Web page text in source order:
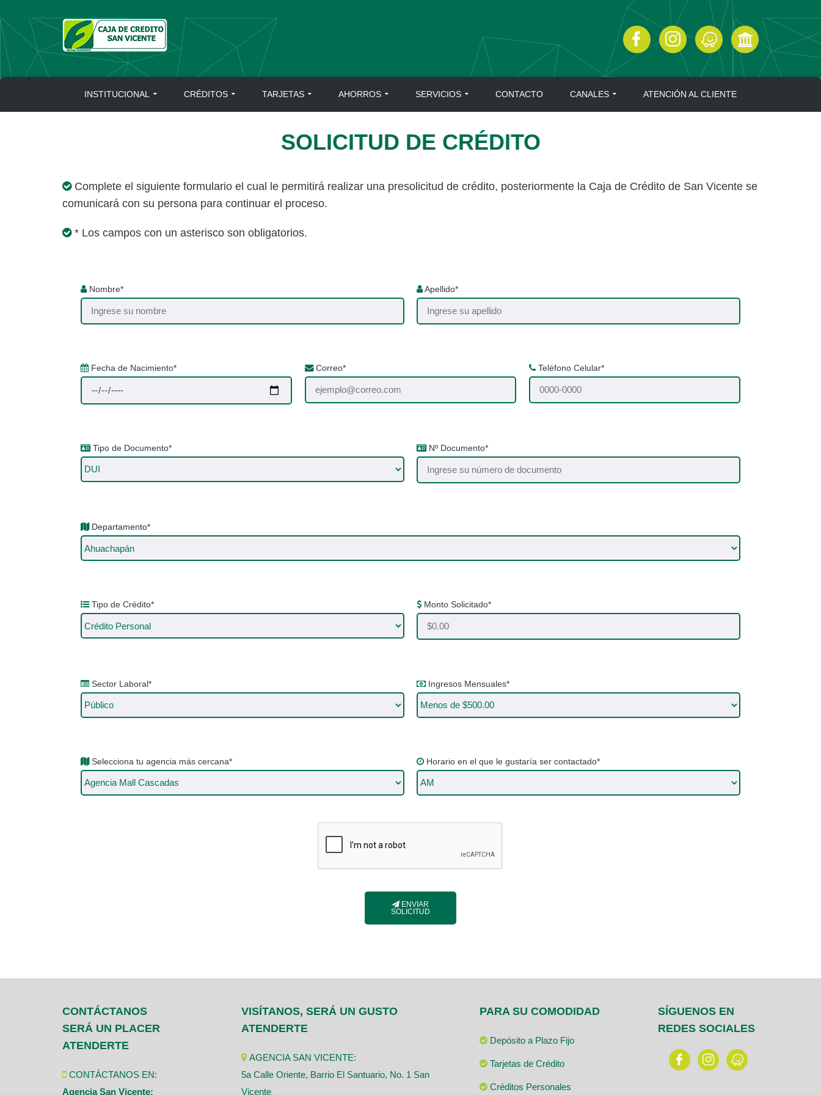
to
content
INSTITUCIONAL CRÉDITOS TARJETAS AHORROS SERVICIOS CONTACTO CANALES ATENCIÓN AL CLIENTE
SOLICITUD DE CRÉDITO
Complete el siguiente formulario el cual le permitirá realizar una presolicitud de crédito, posteriormente la Caja de Crédito de San Vicente se
comunicará con su persona para continuar el proceso.
* Los campos con un asterisco son obligatorios.
Nombre* Apellido*
Fecha de Nacimiento* Correo* Teléfono Celular*
Tipo de Documento* Nº Documento*
Departamento*
Tipo de Crédito* Monto Solicitado*
Sector Laboral* Ingresos Mensuales*
Selecciona tu agencia más cercana* Horario en el que le gustaría ser contactado*
ENVIAR
SOLICITUD
CONTÁCTANOS
SERÁ UN PLACER
ATENDERTE
CONTÁCTANOS EN:
Agencia San Vicente:
VISÍTANOS, SERÁ UN GUSTO
ATENDERTE
AGENCIA SAN VICENTE:
5a Calle Oriente, Barrio El Santuario, No. 1 San
Vicente
PARA SU COMODIDAD
Depósito a Plazo Fijo
Tarjetas de Crédito
Créditos Personales
SÍGUENOS EN
REDES SOCIALES